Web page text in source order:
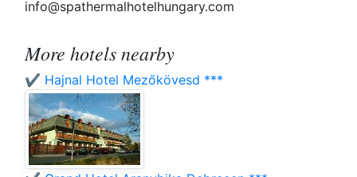
info@spathermalhotelhungary.com
More hotels nearby
✔️ Hajnal Hotel Mezőkövesd ***